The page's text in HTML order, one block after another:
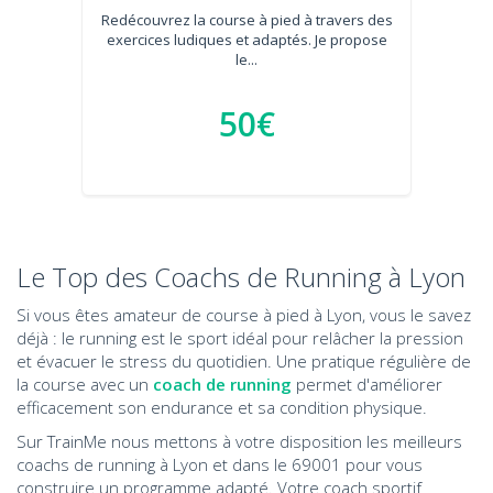
Redécouvrez la course à pied à travers des
exercices ludiques et adaptés. Je propose
le...
50€
Le Top des Coachs de Running à Lyon
Si vous êtes amateur de course à pied à Lyon, vous le savez
déjà : le running est le sport idéal pour relâcher la pression
et évacuer le stress du quotidien. Une pratique régulière de
la course avec un coach de running permet d'améliorer
efficacement son endurance et sa condition physique.
Sur TrainMe nous mettons à votre disposition les meilleurs
coachs de running à Lyon et dans le 69001 pour vous
construire un programme adapté. Votre coach sportif